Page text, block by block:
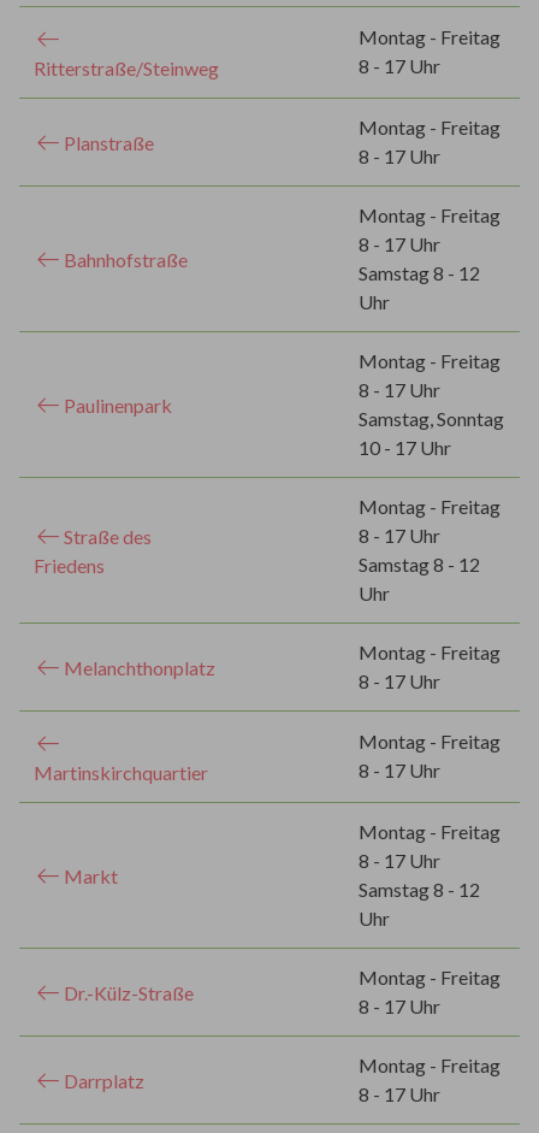
Ritterstraße/Steinweg
Montag - Freitag
8 - 17 Uhr
Planstraße
Montag - Freitag
8 - 17 Uhr
Bahnhofstraße
Montag - Freitag
8 - 17 Uhr
Samstag 8 - 12
Uhr
Paulinenpark
Montag - Freitag
8 - 17 Uhr
Samstag, Sonntag
10 - 17 Uhr
Straße des
Friedens
Montag - Freitag
8 - 17 Uhr
Samstag 8 - 12
Uhr
Melanchthonplatz
Montag - Freitag
8 - 17 Uhr
Martinskirchquartier
Montag - Freitag
8 - 17 Uhr
Markt
Montag - Freitag
8 - 17 Uhr
Samstag 8 - 12
Uhr
Dr.-Külz-Straße
Montag - Freitag
8 - 17 Uhr
Darrplatz
Montag - Freitag
8 - 17 Uhr